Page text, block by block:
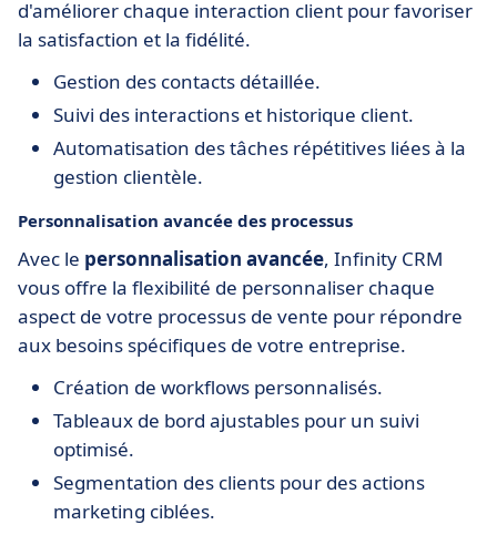
d'améliorer chaque interaction client pour favoriser
la satisfaction et la fidélité.
Gestion des contacts détaillée.
Suivi des interactions et historique client.
Automatisation des tâches répétitives liées à la
gestion clientèle.
Personnalisation avancée des processus
Avec le personnalisation avancée, Infinity CRM
vous offre la flexibilité de personnaliser chaque
aspect de votre processus de vente pour répondre
aux besoins spécifiques de votre entreprise.
Création de workflows personnalisés.
Tableaux de bord ajustables pour un suivi
optimisé.
Segmentation des clients pour des actions
marketing ciblées.